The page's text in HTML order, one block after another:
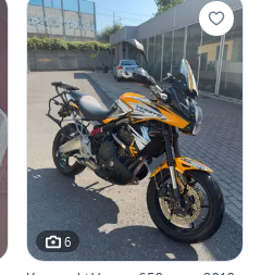
6